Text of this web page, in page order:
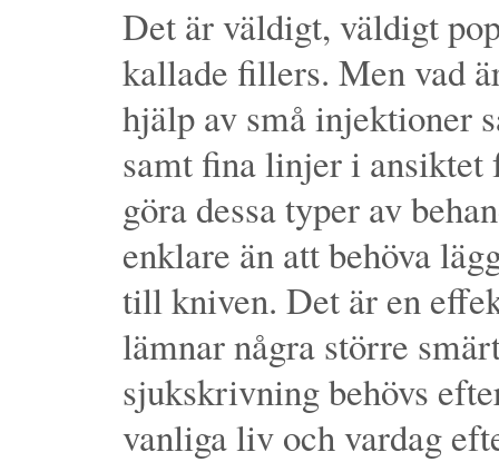
Det är väldigt, väldigt
kallade fillers. Men vad
hjälp av små injektioner
samt fina linjer i
göra dessa typer av
enklare än att behöva
till kniven. Det är en
lämnar några större
sjukskrivning behövs
vanliga liv och vardag